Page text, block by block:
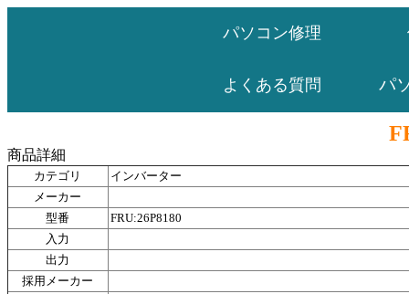
パソコン修理
よくある質問 パ
商品詳細
カテゴリ
インバーター
メーカー
型番
FRU:26P8180
入力
出力
採用メーカー